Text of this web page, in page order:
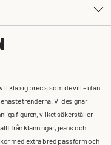
klä sig precis som de vill – utan
trenderna. Vi designar
figuren, vilket säkerställer
från klänningar, jeans och
med extra bred passform och